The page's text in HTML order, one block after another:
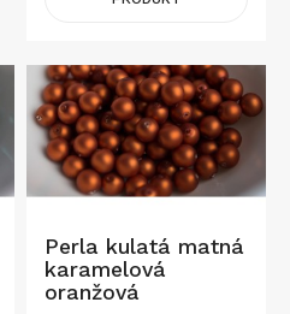
Perla kulatá matná
karamelová
oranžová